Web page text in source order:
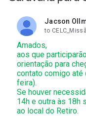
Jacson
unread,
to
Amados,
aos que
orientação para
contato comigo até
feira).
Se houver
14h e outra às 18h
ao local do Retiro.